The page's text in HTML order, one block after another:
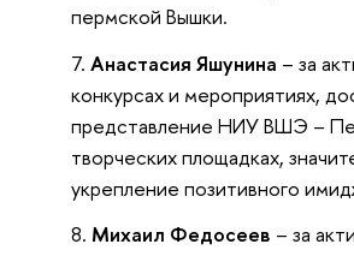
пермской Вышки.
Анастасия Яшунина – за
конкурсах и мероприятиях,
представление НИУ ВШЭ –
творческих площадках,
укрепление позитивного
Михаил Федосеев – за